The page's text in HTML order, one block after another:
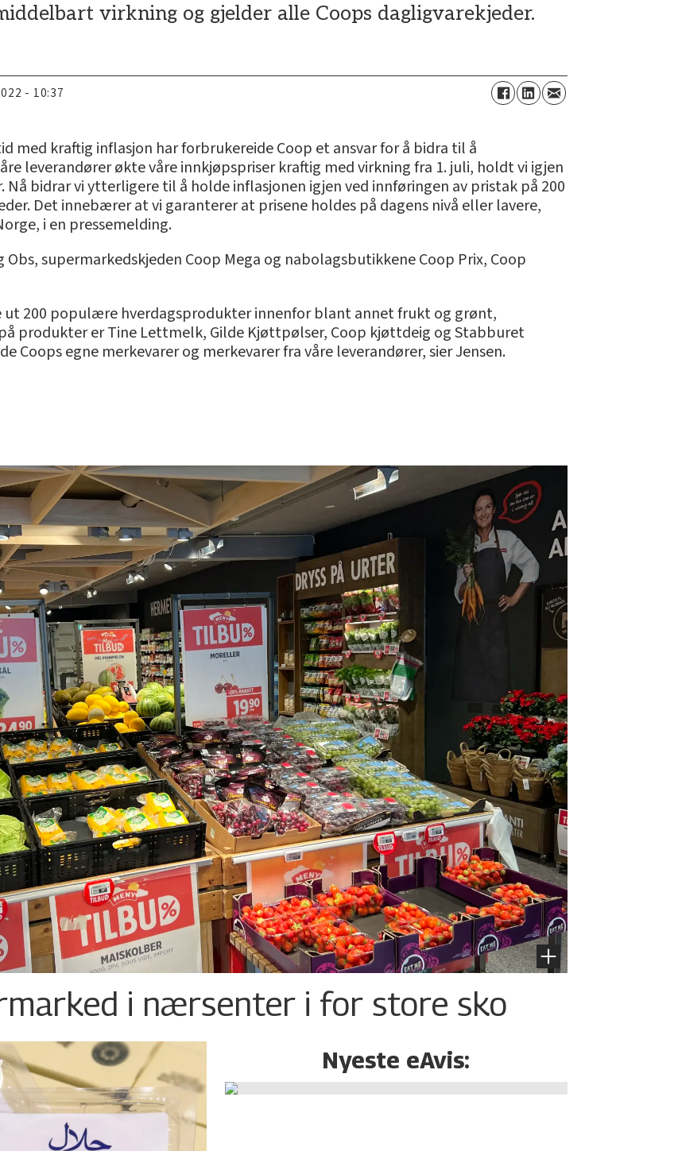
virkning og gjelder alle Coops dagligvarekjeder.
- 10:37
med kraftig inflasjon har forbrukereide Coop et ansvar for å bidra til å
leverandører økte våre innkjøpspriser kraftig med virkning fra 1. juli, holdt vi igjen
bidrar vi ytterligere til å holde inflasjonen igjen ved innføringen av pristak på 200
Det innebærer at vi garanterer at prisene holdes på dagens nivå eller lavere,
i en pressemelding.
supermarkedskjeden Coop Mega og nabolagsbutikkene Coop Prix, Coop
ut 200 populære hverdagsprodukter innenfor blant annet frukt og grønt,
produkter er Tine Lettmelk, Gilde Kjøttpølser, Coop kjøttdeig og Stabburet
Coops egne merkevarer og merkevarer fra våre leverandører, sier Jensen.
i nærsenter i for store sko
Nyeste eAvis: